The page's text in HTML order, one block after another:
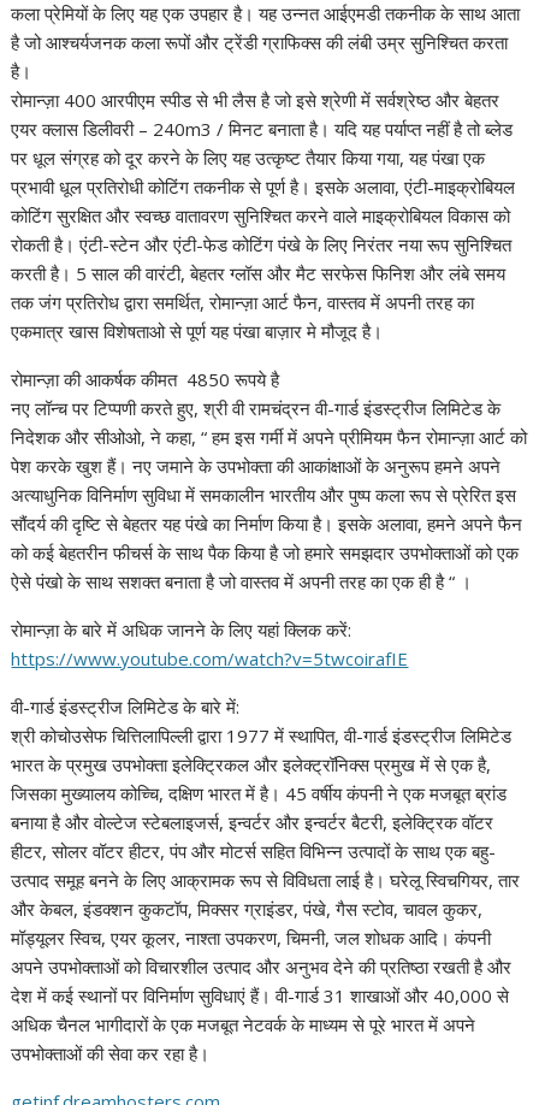
कला प्रेमियों के लिए यह एक उपहार है। यह उन्नत आईएमडी तकनीक के साथ आता
है जो आश्चर्यजनक कला रूपों और ट्रेंडी ग्राफिक्स की लंबी उम्र सुनिश्चित करता
है।
रोमान्ज़ा 400 आरपीएम स्पीड से भी लैस है जो इसे श्रेणी में सर्वश्रेष्ठ और बेहतर
एयर क्लास डिलीवरी – 240m3 / मिनट बनाता है। यदि यह पर्याप्त नहीं है तो ब्लेड
पर धूल संग्रह को दूर करने के लिए यह उत्कृष्ट तैयार किया गया, यह पंखा एक
प्रभावी धूल प्रतिरोधी कोटिंग तकनीक से पूर्ण है। इसके अलावा, एंटी-माइक्रोबियल
कोटिंग सुरक्षित और स्वच्छ वातावरण सुनिश्चित करने वाले माइक्रोबियल विकास को
रोकती है। एंटी-स्टेन और एंटी-फेड कोटिंग पंखे के लिए निरंतर नया रूप सुनिश्चित
करती है। 5 साल की वारंटी, बेहतर ग्लॉस और मैट सरफेस फिनिश और लंबे समय
तक जंग प्रतिरोध द्वारा समर्थित, रोमान्ज़ा आर्ट फैन, वास्तव में अपनी तरह का
एकमात्र खास विशेषताओ से पूर्ण यह पंखा बाज़ार मे मौजूद है।
रोमान्ज़ा की आकर्षक कीमत 4850 रूपये है
नए लॉन्च पर टिप्पणी करते हुए, श्री वी रामचंद्रन वी-गार्ड इंडस्ट्रीज लिमिटेड के
निदेशक और सीओओ, ने कहा, “ हम इस गर्मी में अपने प्रीमियम फैन रोमान्ज़ा आर्ट को
पेश करके खुश हैं। नए जमाने के उपभोक्ता की आकांक्षाओं के अनुरूप हमने अपने
अत्याधुनिक विनिर्माण सुविधा में समकालीन भारतीय और पुष्प कला रूप से प्रेरित इस
सौंदर्य की दृष्टि से बेहतर यह पंखे का निर्माण किया है। इसके अलावा, हमने अपने फैन
को कई बेहतरीन फीचर्स के साथ पैक किया है जो हमारे समझदार उपभोक्ताओं को एक
ऐसे पंखो के साथ सशक्त बनाता है जो वास्तव में अपनी तरह का एक ही है “ ।
रोमान्ज़ा के बारे में अधिक जानने के लिए यहां क्लिक करें:
https://www.youtube.com/watch?v=5twcoirafIE
वी-गार्ड इंडस्ट्रीज लिमिटेड के बारे में:
श्री कोचोउसेफ चित्तिलापिल्ली द्वारा 1977 में स्थापित, वी-गार्ड इंडस्ट्रीज लिमिटेड
भारत के प्रमुख उपभोक्ता इलेक्ट्रिकल और इलेक्ट्रॉनिक्स प्रमुख में से एक है,
जिसका मुख्यालय कोच्चि, दक्षिण भारत में है। 45 वर्षीय कंपनी ने एक मजबूत ब्रांड
बनाया है और वोल्टेज स्टेबलाइजर्स, इन्वर्टर और इन्वर्टर बैटरी, इलेक्ट्रिक वॉटर
हीटर, सोलर वॉटर हीटर, पंप और मोटर्स सहित विभिन्न उत्पादों के साथ एक बहु-
उत्पाद समूह बनने के लिए आक्रामक रूप से विविधता लाई है। घरेलू स्विचगियर, तार
और केबल, इंडक्शन कुकटॉप, मिक्सर ग्राइंडर, पंखे, गैस स्टोव, चावल कुकर,
मॉड्यूलर स्विच, एयर कूलर, नाश्ता उपकरण, चिमनी, जल शोधक आदि। कंपनी
अपने उपभोक्ताओं को विचारशील उत्पाद और अनुभव देने की प्रतिष्ठा रखती है और
देश में कई स्थानों पर विनिर्माण सुविधाएं हैं। वी-गार्ड 31 शाखाओं और 40,000 से
अधिक चैनल भागीदारों के एक मजबूत नेटवर्क के माध्यम से पूरे भारत में अपने
उपभोक्ताओं की सेवा कर रहा है।